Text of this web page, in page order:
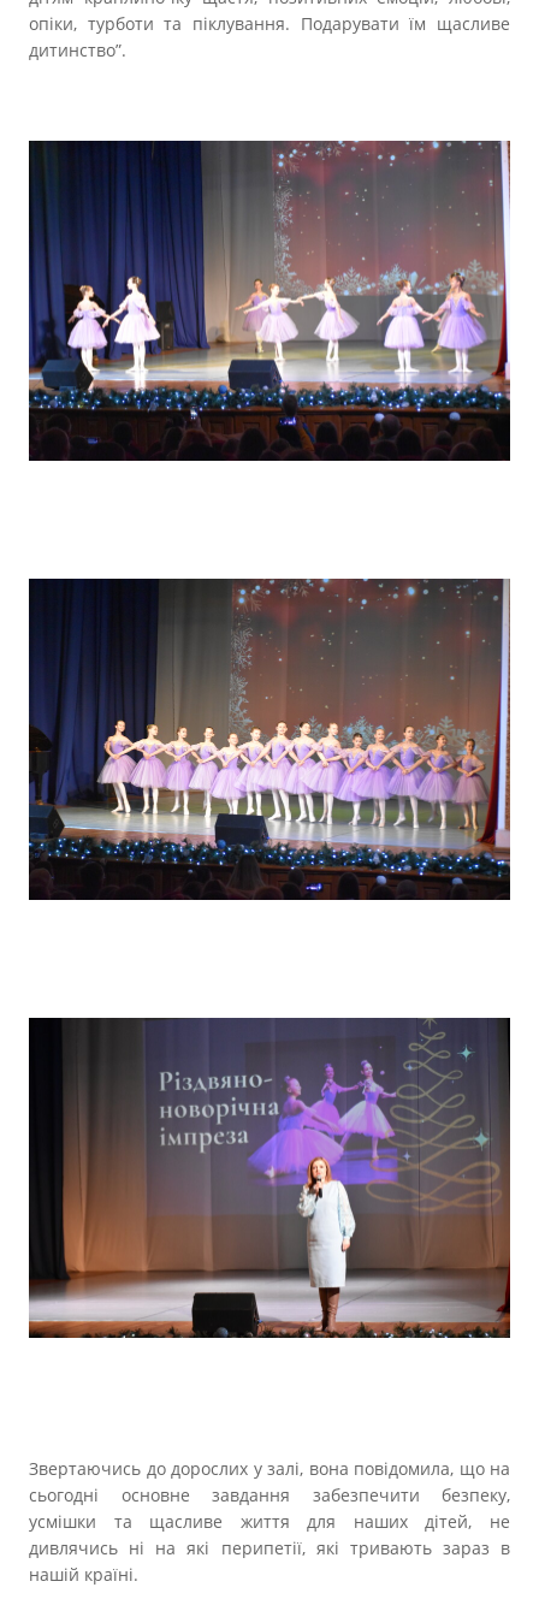
опіки, турботи та піклування. Подарувати їм щасливе
дитинство”.
Звертаючись до дорослих у залі, вона повідомила, що на
сьогодні основне завдання забезпечити безпеку,
усмішки та щасливе життя для наших дітей, не
дивлячись ні на які перипетії, які тривають зараз в
нашій країні.